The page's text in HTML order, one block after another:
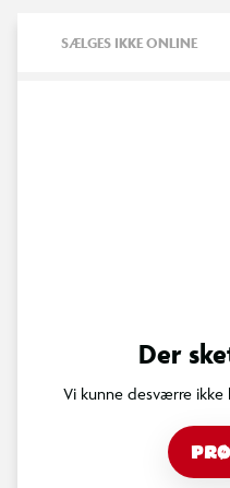
SÆLGES IKKE ONLINE
Der
Vi kunne desværre